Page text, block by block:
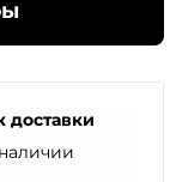
доставки